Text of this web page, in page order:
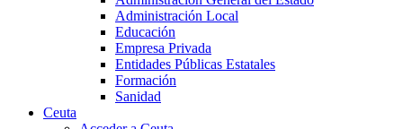
Administración Local
Educación
Empresa Privada
Entidades Públicas Estatales
Formación
Sanidad
Ceuta